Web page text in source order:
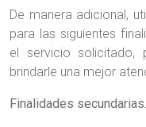
De manera adicional,
para las siguientes
el servicio solicitado,
brindarle una mejor
Finalidades secundarias.